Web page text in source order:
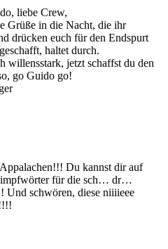
liebe Crew,
Grüße in die Nacht, die ihr
drücken euch für den Endspurt
haltet durch.
willensstark, jetzt schaffst du den
go Guido go!
Du kannst dir auf
für die sch… dr…
Und schwören, diese niiiieee